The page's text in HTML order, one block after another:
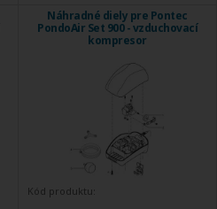
Náhradné diely pre Pontec
PondoAir Set 900 - vzduchovací
kompresor
Kód produktu: